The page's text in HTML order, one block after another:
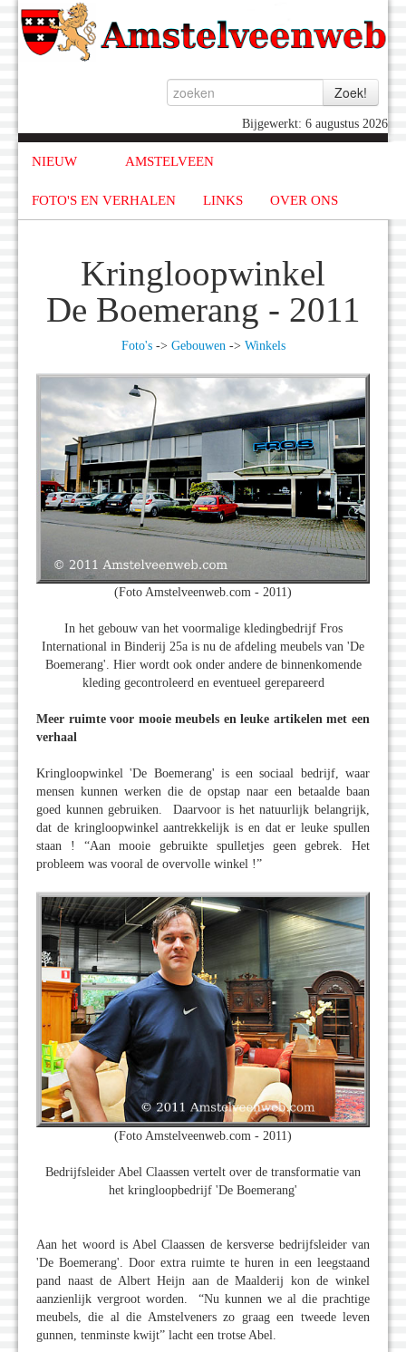
Bijgewerkt: 6 augustus 2026
NIEUW AMSTELVEEN
FOTO'S EN VERHALEN LINKS OVER ONS
Kringloopwinkel
De Boemerang - 2011
Foto's-> Gebouwen-> Winkels
(Foto Amstelveenweb.com - 2011)
In het gebouw van het voormalige kledingbedrijf Fros
International in Binderij 25a is nu de afdeling meubels van 'De
Boemerang'. Hier wordt ook onder andere de binnenkomende
kleding gecontroleerd en eventueel gerepareerd
Meer ruimte voor mooie meubels en leuke artikelen met een
verhaal
Kringloopwinkel 'De Boemerang' is een sociaal bedrijf, waar
mensen kunnen werken die de opstap naar een betaalde baan
goed kunnen gebruiken. Daarvoor is het natuurlijk belangrijk,
dat de kringloopwinkel aantrekkelijk is en dat er leuke spullen
staan ! “Aan mooie gebruikte spulletjes geen gebrek. Het
probleem was vooral de overvolle winkel !”
(Foto Amstelveenweb.com - 2011)
Bedrijfsleider Abel Claassen vertelt over de transformatie van
het kringloopbedrijf 'De Boemerang'
Aan het woord is Abel Claassen de kersverse bedrijfsleider van
'De Boemerang'. Door extra ruimte te huren in een leegstaand
pand naast de Albert Heijn aan de Maalderij kon de winkel
aanzienlijk vergroot worden. “Nu kunnen we al die prachtige
meubels, die al die Amstelveners zo graag een tweede leven
gunnen, tenminste kwijt” lacht een trotse Abel.